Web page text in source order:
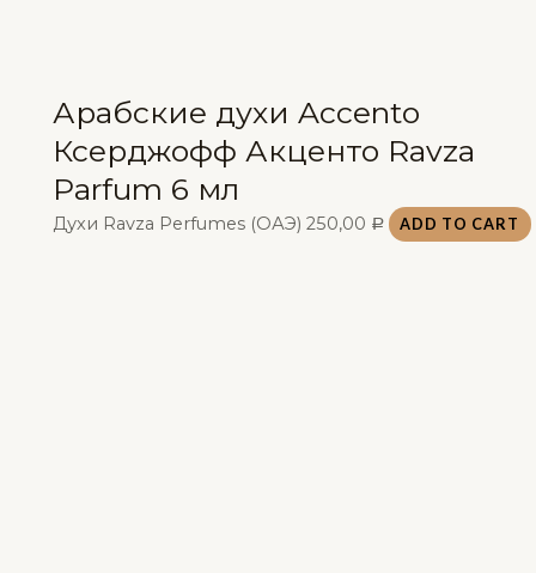
Арабские духи Accento
Ксерджофф Акценто Ravza
Parfum 6 мл
Духи Ravza Perfumes (ОАЭ) 250,00 Р ADD TO CART